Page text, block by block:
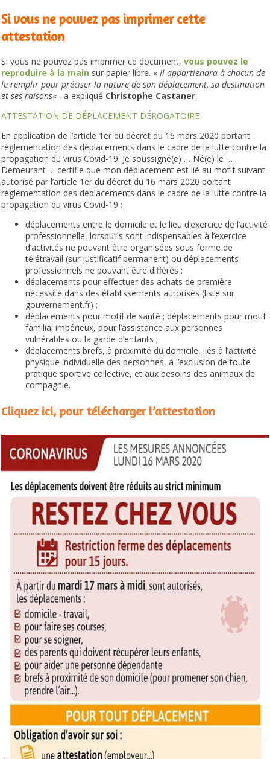
Si vous ne pouvez pas imprimer cette
attestation
Si vous ne pouvez pas imprimer ce document,vous pouvez le
reproduire à la main sur papier libre. «Il appartiendra à chacun de
le remplir pour préciser la nature de son déplacement, sa destination
et ses raisons« , a expliqué Christophe Castaner.
ATTESTATION DE DÉPLACEMENT DÉROGATOIRE
En application de l’article 1er du décret du 16 mars 2020 portant
réglementation des déplacements dans le cadre de la lutte contre la
propagation du virus Covid-19. Je soussigné(e) … Né(e) le …
Demeurant … certifie que mon déplacement est lié au motif suivant
autorisé par l’article 1er du décret du 16 mars 2020 portant
réglementation des déplacements dans le cadre de la lutte contre la
propagation du virus Covid-19 :
déplacements entre le domicile et le lieu d’exercice de l’activité
professionnelle, lorsqu’ils sont indispensables à l’exercice
d’activités ne pouvant être organisées sous forme de
télétravail (sur justificatif permanent) ou déplacements
professionnels ne pouvant être différés ;
déplacements pour effectuer des achats de première
nécessité dans des établissements autorisés (liste sur
gouvernement.fr) ;
déplacements pour motif de santé ; déplacements pour motif
familial impérieux, pour l’assistance aux personnes
vulnérables ou la garde d’enfants ;
déplacements brefs, à proximité du domicile, liés à l’activité
physique individuelle des personnes, à l’exclusion de toute
pratique sportive collective, et aux besoins des animaux de
compagnie.
Cliquez ici, pour télécharger l’attestation